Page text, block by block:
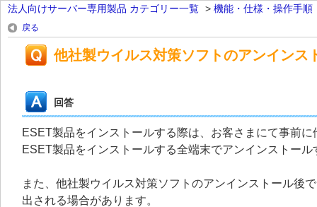
法人向けサーバー専用製品 カテゴリー一覧 > 機能・仕様・操作手順
戻る
他社製ウイルス対策ソフトのアンインス
回答
ESET製品をインストールする際は、お客さまにて事前
ESET製品をインストールする全端末でアンインストー
また、他社製ウイルス対策ソフトのアンインストール後
出される場合があります。